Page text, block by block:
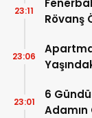
Rövanş
23:11
23:06
6
Adamın
23:01